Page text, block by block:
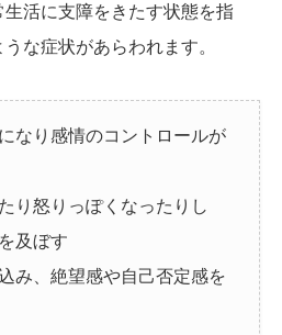
活に支障をきたす状態を指
な症状があらわれます。
なり感情のコントロールが
り怒りっぽくなったりし
及ぼす
み、絶望感や自己否定感を